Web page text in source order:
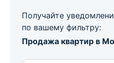
Получайте
по вашему фильтру:
Продажа квартир в